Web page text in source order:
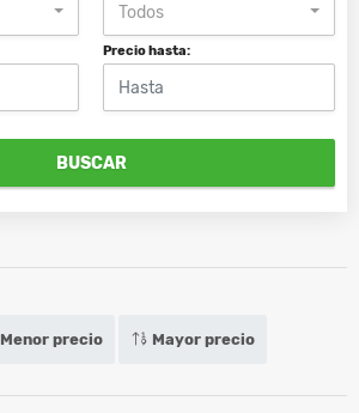
Todos
Precio hasta:
BUSCAR
Menor precio Mayor precio